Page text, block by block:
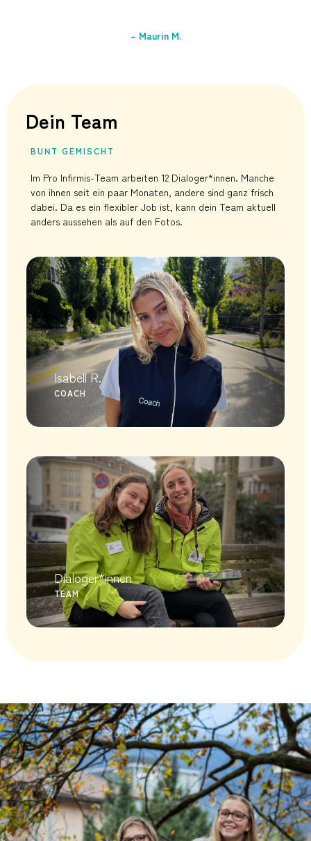
– Maurin M.
Dein Team
BUNT GEMISCHT
Im Pro Infirmis-Team arbeiten 12 Dialoger*innen. Manche
von ihnen seit ein paar Monaten, andere sind ganz frisch
dabei. Da es ein flexibler Job ist, kann dein Team aktuell
anders aussehen als auf den Fotos.
Isabell R.
Dialoger*innen